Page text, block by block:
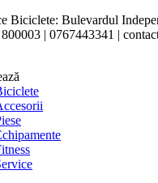
Biciclete: Bulevardul
| 0767443341 |